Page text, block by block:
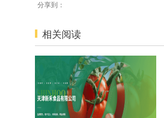
分享到：
相关阅读